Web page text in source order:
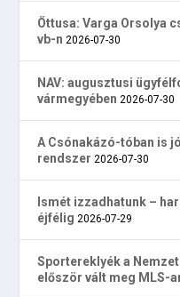
Öttusa: Varga Orsolya
vb-n 2026-07-30
NAV: augusztusi
vármegyében 2026-07-30
A Csónakázó-tóban is
rendszer 2026-07-30
Ismét izzadhatunk –
éjfélig 2026-07-29
Sportereklyék a
először vált meg MLS-